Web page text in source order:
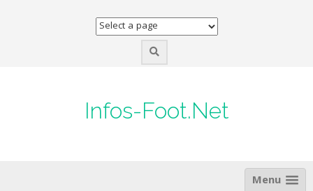
Infos-Foot.Net
Menu